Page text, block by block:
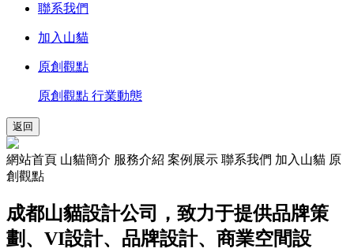
聯系我們
加入山貓
原創觀點
原創觀點 行業動態
返回
網站首頁 山貓簡介 服務介紹 案例展示 聯系我們 加入山貓 原
創觀點
成都山貓設計公司，致力于提供品牌策
劃、VI設計、品牌設計、商業空間設